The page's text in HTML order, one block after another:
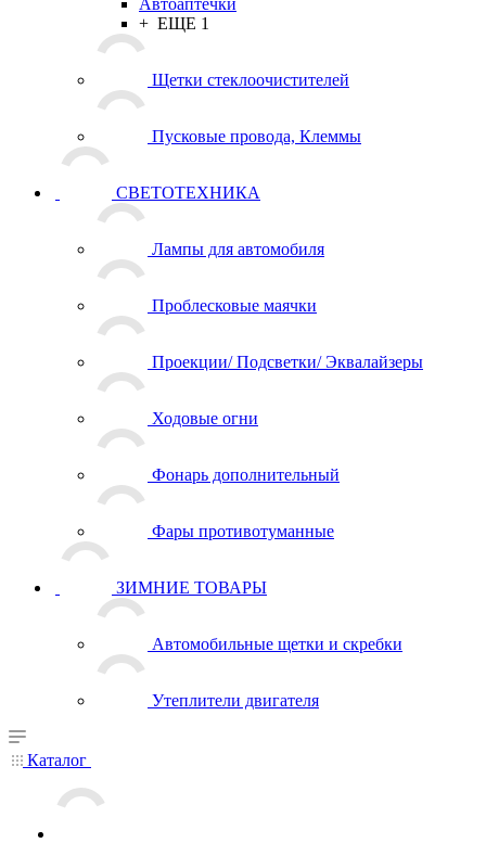
Автоаптечки
+ ЕЩЕ 1
Щетки стеклоочистителей
Пусковые провода, Клеммы
СВЕТОТЕХНИКА
Лампы для автомобиля
Проблесковые маячки
Проекции/ Подсветки/ Эквалайзеры
Ходовые огни
Фонарь дополнительный
Фары противотуманные
ЗИМНИЕ ТОВАРЫ
Автомобильные щетки и скребки
Утеплители двигателя
Каталог